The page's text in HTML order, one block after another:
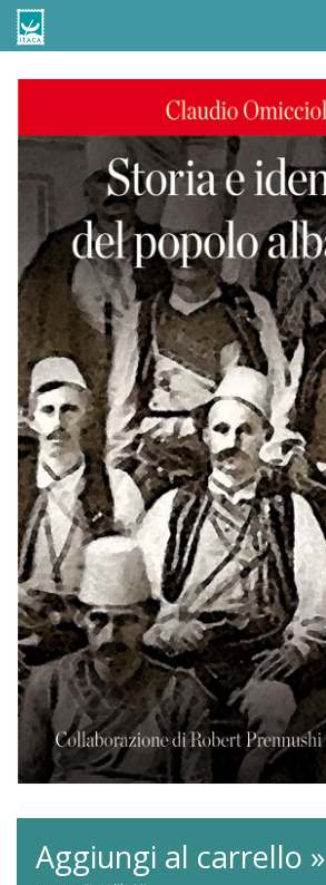
Aggiungi al carrello »